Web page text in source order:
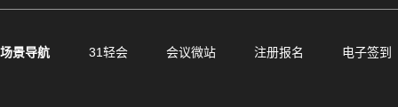
场景导航 31轻会 会议微站 注册报名 电子签到